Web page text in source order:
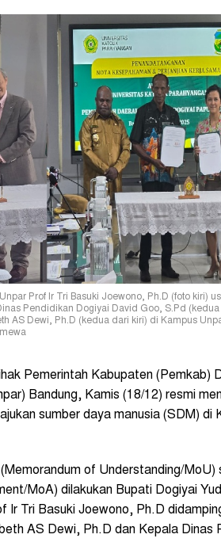
Prof Ir Tri Basuki Joewono, Ph.D (foto kiri)
Pendidikan Dogiyai David Goo, S.Pd
AS Dewi, Ph.D (kedua dari kiri) di Kampus
Pemerintah Kabupaten (Pemkab)
Bandung, Kamis (18/12) resmi
sumber daya manusia (SDM) di
of Understanding/MoU)
MoA) dilakukan Bupati Dogiyai
Ir Tri Basuki Joewono, Ph.D
AS Dewi, Ph.D dan Kepala Dinas